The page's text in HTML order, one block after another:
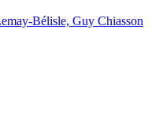
Bélisle, Guy Chiasson